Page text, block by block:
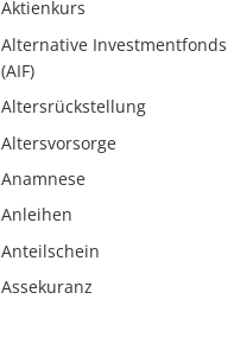
Aktienkurs
Alternative Investmentfonds
(AIF)
Altersrückstellung
Altersvorsorge
Anamnese
Anleihen
Anteilschein
Assekuranz